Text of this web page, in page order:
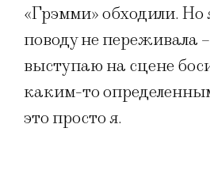
«Грэмми» обходили. Но
поводу не переживала
выступаю на сцене
каким-то
это просто я.